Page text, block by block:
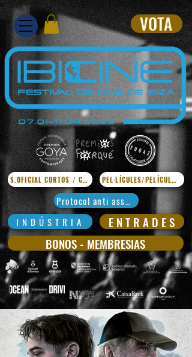
VOTA
E N T R A D E S
S.OFICIAL CORTOS / CURTS
I N D Ú S T R I A
BONOS - MEMBRESIAS
PEL·LÍCULES/PELÍCULAS
Protocol anti assetjament